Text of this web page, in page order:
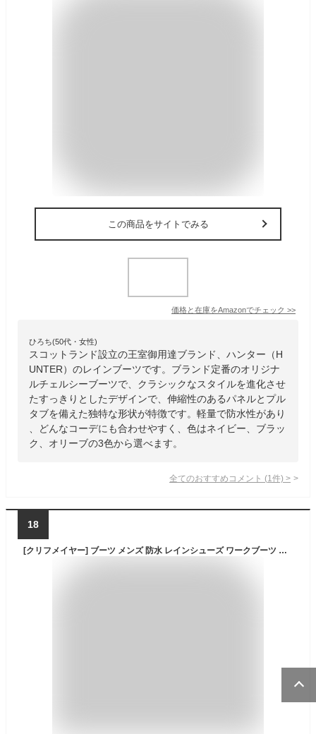
この商品をサイトでみる
価格と在庫をAmazonでチェック >>
ひろち(50代・女性)
スコットランド設立の王室御用達ブランド、ハンター（H
UNTER）のレインブーツです。ブランド定番のオリジナ
ルチェルシーブーツで、クラシックなスタイルを進化させ
たすっきりとしたデザインで、伸縮性のあるパネルとプル
タブを備えた独特な形状が特徴です。軽量で防水性があり
、どんなコーデにも合わせやすく、色はネイビー、ブラッ
ク、オリーブの3色から選べます。
全てのおすすめコメント (1 件) >
18
[クリフメイヤー] ブーツ メンズ 防水 レインシューズ ワークブーツ スニーカー デザートブーツ 防滑 レインブーツ ハイカット 衝撃吸収 レースアップ 靴 紳士靴 メンズシューズ kri9875 Black 26cm